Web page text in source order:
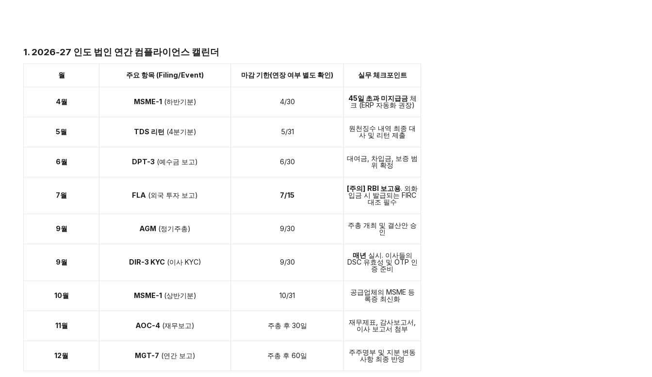
1. 2026-27 인도 법인 연간 컴플라이언스 캘린더
월 주요 항목 (Filing/Event) 마감 기한(연장 여부 별도 확인) 실무 체크포인트
4월 MSME-1 (하반기분) 4/30 45일 초과 미지급금체
크 (ERP 자동화 권장)
5월 TDS 리턴 (4분기분) 5/31
원천징수 내역 최종 대
사 및 리턴 제출
6월 DPT-3 (예수금 보고) 6/30
대여금, 차입금, 보증 범
위 확정
7월 FLA (외국 투자 보고) 7/15
[주의] RBI 보고용. 외화
입금 시 발급되는 FIRC
대조 필수
9월 AGM (정기주총) 9/30
주총 개최 및 결산안 승
인
9월 DIR-3 KYC(이사 KYC) 9/30
매년 실시. 이사들의
DSC 유효성 및 OTP 인
증 준비
10월 MSME-1 (상반기분) 10/31
공급업체의 MSME 등
록증 최신화
11월 AOC-4 (재무보고) 주총 후 30일
재무제표, 감사보고서,
이사 보고서 첨부
12월 MGT-7 (연간 보고) 주총 후 60일
주주명부 및 지분 변동
사항 최종 반영